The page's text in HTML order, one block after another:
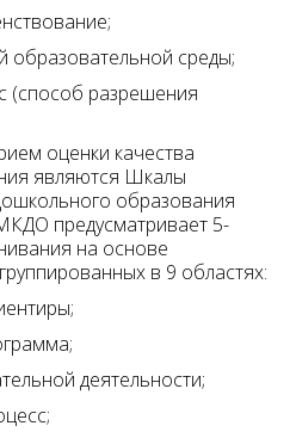
образовательной среды;
(способ разрешения
оценки качества
являются Шкалы
образования
предусматривает 5-
на основе
в 9 областях:
деятельности;